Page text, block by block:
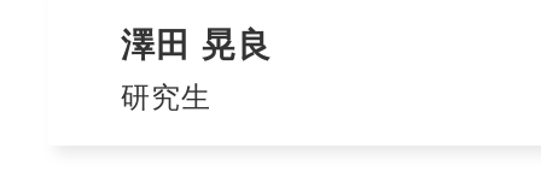
澤田 晃良
研究生